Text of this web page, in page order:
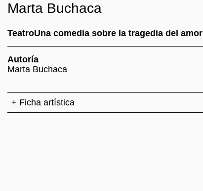
Marta Buchaca
TeatroUna comedia sobre la tragedia del amor
Autoría
Marta Buchaca
+ Ficha artística